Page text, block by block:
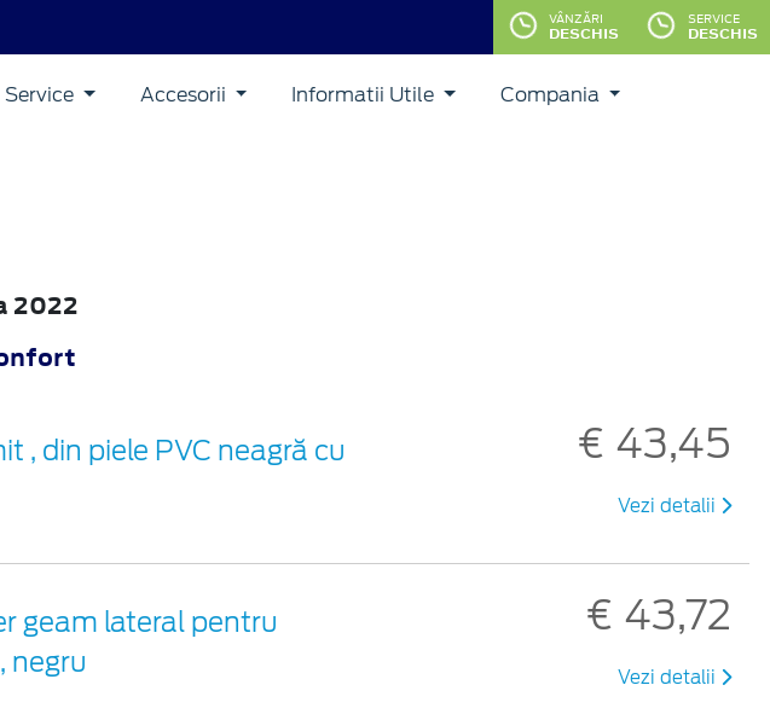
VÂNZĂRI
DESCHIS
SERVICE
DESCHIS
Service Accesorii Informatii Utile Compania
2022
, din piele PVC neagră cu
€ 43,45
Vezi detalii
geam lateral pentru
negru
€ 43,72
Vezi detalii